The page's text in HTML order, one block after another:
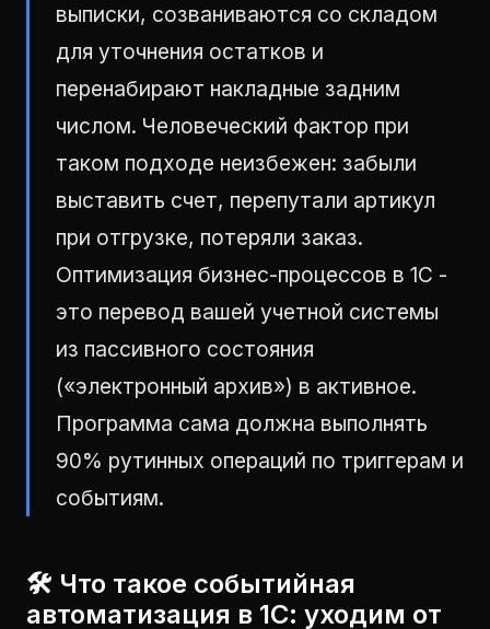
выписки, созваниваются со складом
для уточнения остатков и
перенабирают накладные задним
числом. Человеческий фактор при
таком подходе неизбежен: забыли
выставить счет, перепутали артикул
при отгрузке, потеряли заказ.
Оптимизация бизнес-процессов в 1С -
это перевод вашей учетной системы
из пассивного состояния
(«электронный архив») в активное.
Программа сама должна выполнять
90% рутинных операций по триггерам и
событиям.
🛠 Что такое событийная
автоматизация в 1С: уходим от